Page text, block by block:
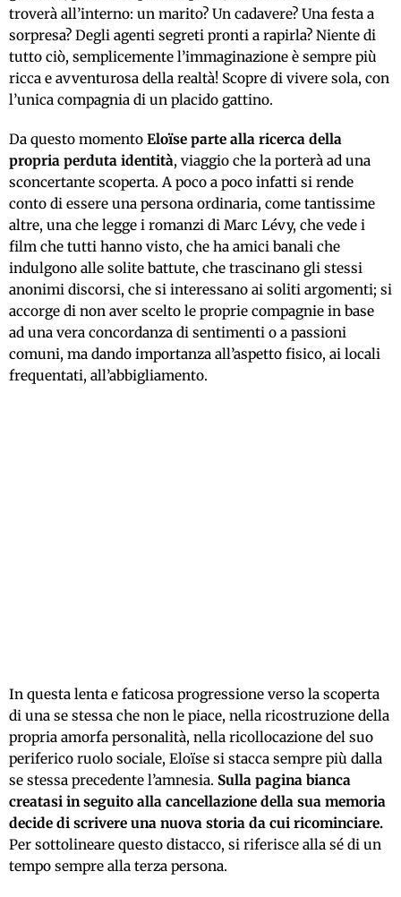
troverà all’interno: un marito? Un cadavere? Una festa a
sorpresa? Degli agenti segreti pronti a rapirla? Niente di
tutto ciò, semplicemente l’immaginazione è sempre più
ricca e avventurosa della realtà! Scopre di vivere sola, con
l’unica compagnia di un placido gattino.
Da questo momento Eloïse parte alla ricerca della
propria perduta identità, viaggio che la porterà ad una
sconcertante scoperta. A poco a poco infatti si rende
conto di essere una persona ordinaria, come tantissime
altre, una che legge i romanzi di Marc Lévy, che vede i
film che tutti hanno visto, che ha amici banali che
indulgono alle solite battute, che trascinano gli stessi
anonimi discorsi, che si interessano ai soliti argomenti; si
accorge di non aver scelto le proprie compagnie in base
ad una vera concordanza di sentimenti o a passioni
comuni, ma dando importanza all’aspetto fisico, ai locali
frequentati, all’abbigliamento.
In questa lenta e faticosa progressione verso la scoperta
di una se stessa che non le piace, nella ricostruzione della
propria amorfa personalità, nella ricollocazione del suo
periferico ruolo sociale, Eloïse si stacca sempre più dalla
se stessa precedente l’amnesia. Sulla pagina bianca
creatasi in seguito alla cancellazione della sua memoria
decide di scrivere una nuova storia da cui ricominciare.
Per sottolineare questo distacco, si riferisce alla sé di un
tempo sempre alla terza persona.